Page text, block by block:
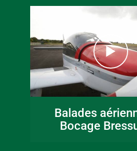
Balades
Bocage